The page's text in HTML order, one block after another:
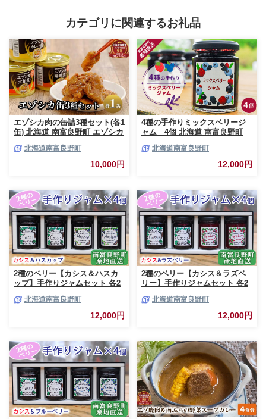
カテゴリに関連するお礼品
エゾシカ肉の缶詰3種セット(各1
缶) 北海道 南富良野町 エゾシカ
合せ ジビエ 加工品 北海道産 国
産 おつまみ おかず 高たんぱく
低脂肪 鉄分 カレー 味噌 食べや
北海道南富良野町
10,000円
4種の手作りミックスベリージ
ャム 4個 北海道 南富良野町
合せ ブルーベリー てんさい糖
酸味 甘味 香り 甘酸っぱい 美味
北海道南富良野町
12,000円
2種のベリー【カシス＆ハスカ
ップ】手作りジャムセット 各2
シス ハスカップ ソース 果実 て
んさい糖 無農薬 ポリフェノー
北海道南富良野町
12,000円
2種のベリー【カシス＆ラズベ
リー】手作りジャムセット 各2
リー カシス ラズベリー ソース
果実 てんさい糖 無農薬
北海道南富良野町
12,000円